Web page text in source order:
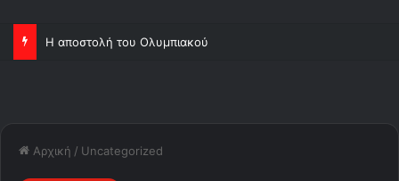
Η αποστολή του Ολυμπιακού
Αρχική / Uncategorized